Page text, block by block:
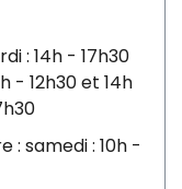
: 14h - 17h30
- 12h30 et 14h
: samedi : 10h -